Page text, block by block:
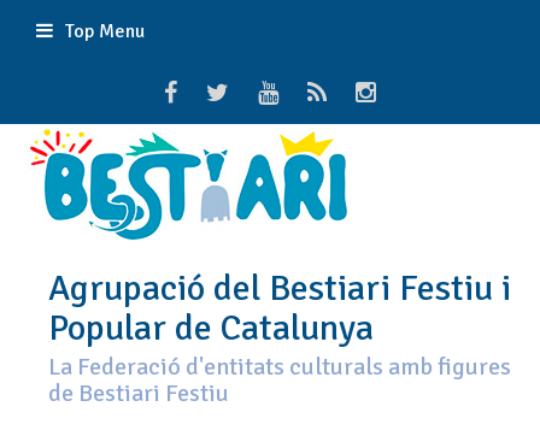
Top Menu
Agrupació del Bestiari Festiu i
Popular de Catalunya
La Federació d'entitats culturals amb figures
de Bestiari Festiu